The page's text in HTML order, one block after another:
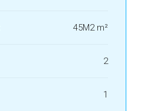
45M2 m²
2
1